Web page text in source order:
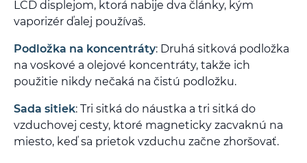
LCD displejom, ktorá nabije dva články, kým
vaporizér ďalej používaš.
Podložka na koncentráty: Druhá sitková podložka
na voskové a olejové koncentráty, takže ich
použitie nikdy nečaká na čistú podložku.
Sada sitiek: Tri sitká do náustka a tri sitká do
vzduchovej cesty, ktoré magneticky zacvaknú na
miesto, keď sa prietok vzduchu začne zhoršovať.